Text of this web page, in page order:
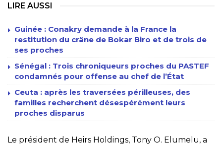
LIRE AUSSI
Guinée : Conakry demande à la France la
restitution du crâne de Bokar Biro et de trois de
ses proches
Sénégal : Trois chroniqueurs proches du PASTEF
condamnés pour offense au chef de l’État
Ceuta : après les traversées périlleuses, des
familles recherchent désespérément leurs
proches disparus
Le président de Heirs Holdings, Tony O. Elumelu, a